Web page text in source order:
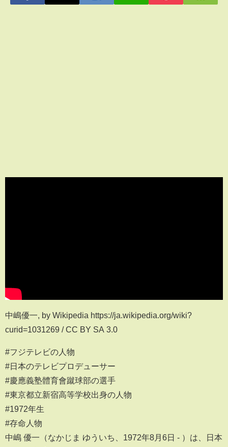
中嶋優一, by Wikipedia https://ja.wikipedia.org/wiki?
curid=1031269 / CC BY SA 3.0
#フジテレビの人物
#日本のテレビプロデューサー
#慶應義塾體育會蹴球部の選手
#東京都立新宿高等学校出身の人物
#1972年生
#存命人物
中嶋 優一（なかじま ゆういち、1972年8月6日 - ）は、日本